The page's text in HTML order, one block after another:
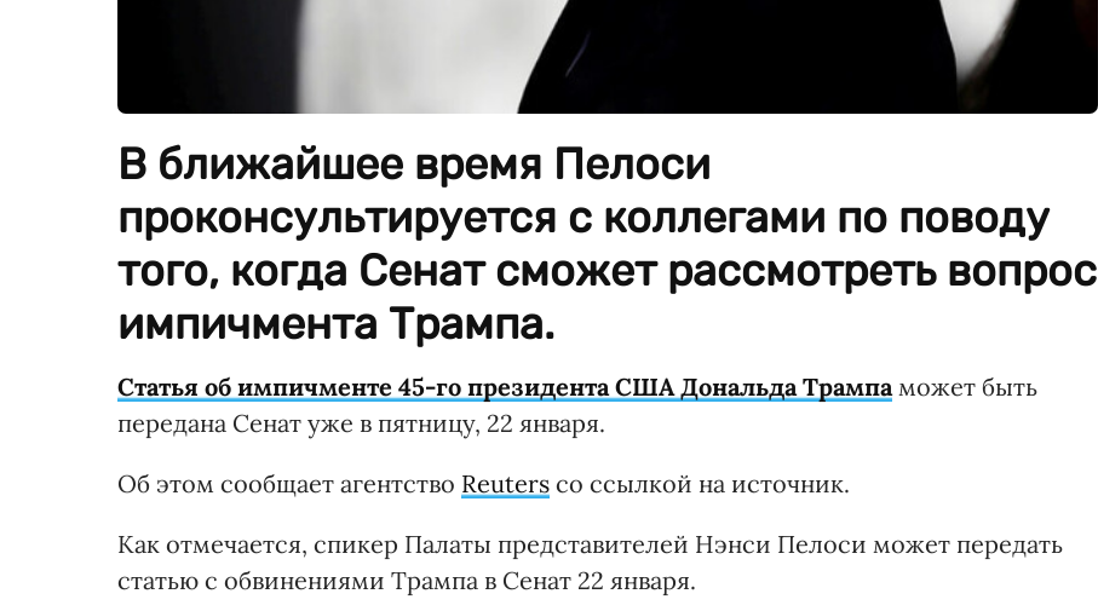
В ближайшее время Пелоси
проконсультируется с коллегами по поводу
того, когда Сенат сможет рассмотреть вопрос
импичмента Трампа.
Статья об импичменте 45-го президента США Дональда Трампаможет быть
передана Сенат уже в пятницу, 22 января.
Об этом сообщает агентство Reuters со ссылкой на источник.
Как отмечается, спикер Палаты представителей Нэнси Пелоси может передать
статью с обвинениями Трампа в Сенат 22 января.